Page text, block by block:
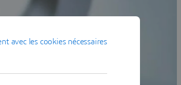
avec les cookies nécessaires